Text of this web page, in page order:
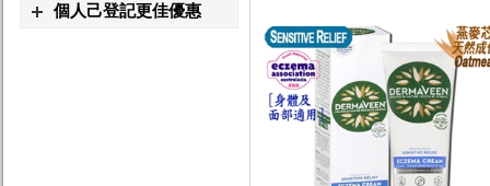
個人己登記更佳優惠